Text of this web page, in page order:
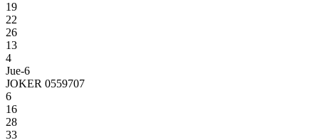
19
22
26
13
4
Jue-6
JOKER 0559707
6
16
28
33